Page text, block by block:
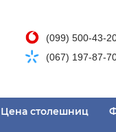
(099) 500-43-
(067) 197-87-
Цена столешниц